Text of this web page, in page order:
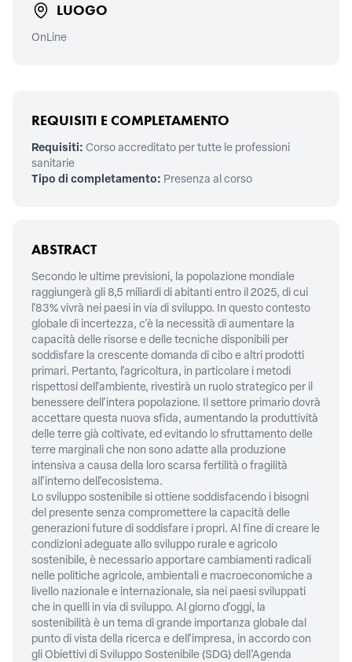
LUOGO
OnLine
REQUISITI E COMPLETAMENTO
Requisiti: Corso accreditato per tutte le professioni
sanitarie
Tipo di completamento: Presenza al corso
ABSTRACT
Secondo le ultime previsioni, la popolazione mondiale
raggiungerà gli 8,5 miliardi di abitanti entro il 2025, di cui
l'83% vivrà nei paesi in via di sviluppo. In questo contesto
globale di incertezza, c'è la necessità di aumentare la
capacità delle risorse e delle tecniche disponibili per
soddisfare la crescente domanda di cibo e altri prodotti
primari. Pertanto, l'agricoltura, in particolare i metodi
rispettosi dell'ambiente, rivestirà un ruolo strategico per il
benessere dell'intera popolazione. Il settore primario dovrà
accettare questa nuova sfida, aumentando la produttività
delle terre già coltivate, ed evitando lo sfruttamento delle
terre marginali che non sono adatte alla produzione
intensiva a causa della loro scarsa fertilità o fragilità
all'interno dell'ecosistema.
Lo sviluppo sostenibile si ottiene soddisfacendo i bisogni
del presente senza compromettere la capacità delle
generazioni future di soddisfare i propri. Al fine di creare le
condizioni adeguate allo sviluppo rurale e agricolo
sostenibile, è necessario apportare cambiamenti radicali
nelle politiche agricole, ambientali e macroeconomiche a
livello nazionale e internazionale, sia nei paesi sviluppati
che in quelli in via di sviluppo. Al giorno d'oggi, la
sostenibilità è un tema di grande importanza globale dal
punto di vista della ricerca e dell'impresa, in accordo con
gli Obiettivi di Sviluppo Sostenibile (SDG) dell’Agenda